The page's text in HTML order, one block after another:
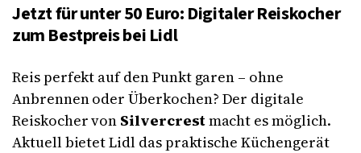
Jetzt für unter 50 Euro: Digitaler Reiskocher
zum Bestpreis bei Lidl
Reis perfekt auf den Punkt garen – ohne
Anbrennen oder Überkochen? Der digitale
Reiskocher von Silvercrestmacht es möglich.
Aktuell bietet Lidl das praktische Küchengerät